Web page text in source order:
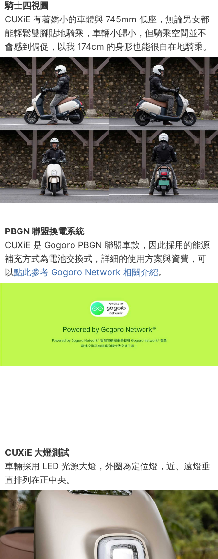
騎士四視圖
CUXiE 有著嬌小的車體與 745mm 低座，無論男女都
能輕鬆雙腳貼地騎乘，車輛小歸小，但騎乘空間並不
會感到侷促，以我 174cm 的身形也能很自在地騎乘。
PBGN 聯盟換電系統
CUXiE 是 Gogoro PBGN 聯盟車款，因此採用的能源
補充方式為電池交換式，詳細的使用方案與資費，可
以點此參考 Gogoro Network 相關介紹。
CUXiE 大燈測試
車輛採用 LED 光源大燈，外圈為定位燈，近、遠燈垂
直排列在正中央。